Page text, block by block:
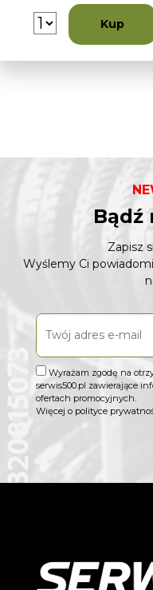
Kup
Bądź
Zapisz
Wyślemy Ci
Wyrażam zgodę na
serwis500.pl zawierające
ofertach promocyjnych.
Więcej o polityce